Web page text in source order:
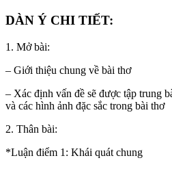
DÀN Ý CHI TIẾT:
1. Mở bài:
– Giới thiệu chung về bài thơ
– Xác định vấn đề sẽ được tập trung
và các hình ảnh đặc sắc trong bài thơ
2. Thân bài:
*Luận điểm 1: Khái quát chung